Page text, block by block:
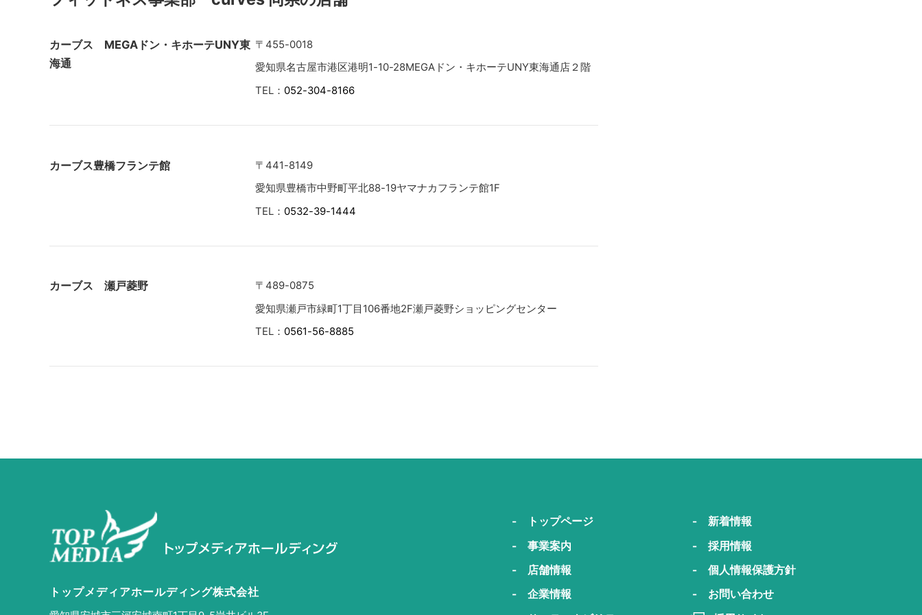
カーブス MEGAドン・キホーテUNY東
海通
〒455-0018
愛知県名古屋市港区港明1-10-28MEGAドン・キホーテUNY東海通店２階
TEL： 052-304-8166
カーブス豊橋フランテ館
〒441-8149
愛知県豊橋市中野町平北88-19ヤマナカフランテ館1F
TEL： 0532-39-1444
カーブス 瀬戸菱野
〒489-0875
愛知県瀬戸市緑町1丁目106番地2F瀬戸菱野ショッピングセンター
TEL： 0561-56-8885
トップメディアホールディング株式会社
- トップページ
- 事業案内
- 店舗情報
- 企業情報
- 新着情報
- 採用情報
- 個人情報保護方針
- お問い合わせ